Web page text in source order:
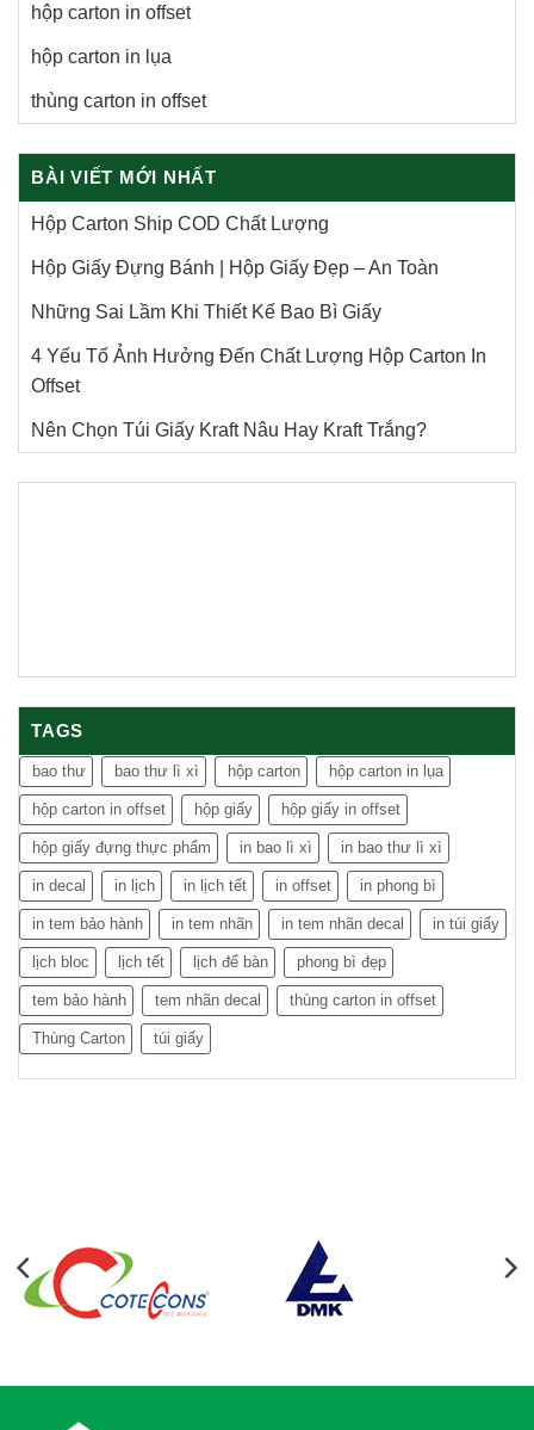
hộp carton in offset
hộp carton in lụa
thùng carton in offset
BÀI VIẾT MỚI NHẤT
Hộp Carton Ship COD Chất Lượng
Hộp Giấy Đựng Bánh | Hộp Giấy Đẹp – An Toàn
Những Sai Lầm Khi Thiết Kế Bao Bì Giấy
4 Yếu Tố Ảnh Hưởng Đến Chất Lượng Hộp Carton In
Offset
Nên Chọn Túi Giấy Kraft Nâu Hay Kraft Trắng?
TAGS
bao thư bao thư lì xì hộp carton hộp carton in lụa
hộp carton in offset hộp giấy hộp giấy in offset
hộp giấy đựng thực phẩm in bao lì xì in bao thư lì xì
in decal in lịch in lịch tết in offset in phong bì
in tem bảo hành in tem nhãn in tem nhãn decal in túi giấy
lịch bloc lịch tết lịch để bàn phong bì đẹp
tem bảo hành tem nhãn decal thùng carton in offset
Thùng Carton túi giấy